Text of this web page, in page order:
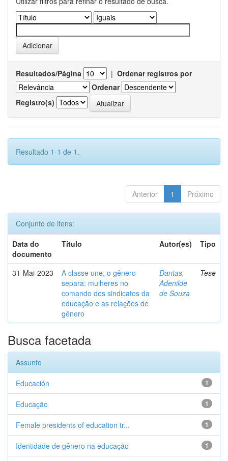
Resultados/Página | Ordenar registros por
Ordenar
Registro(s)
Resultado 1-1 de 1.
Anterior 1 Próximo
Conjunto de itens:
Data do
documento
Título Autor(es) Tipo
31-Mai-2023
A classe une, o gênero
separa: mulheres no
comando dos sindicatos da
educação e as relações de
gênero
Dantas,
Adenilde
de Souza
Tese
Busca facetada
Assunto
1
Educación
1
Educação
1
Female presidents of education tr...
1
Identidade de gênero na educação